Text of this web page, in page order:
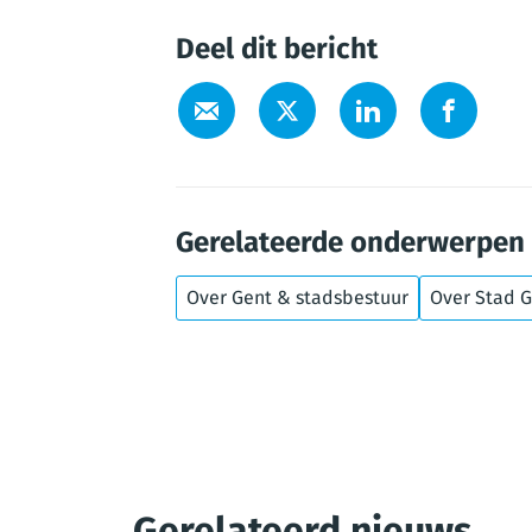
Deel dit bericht
Gerelateerde onderwerpen
Over Gent & stadsbestuur Over Stad